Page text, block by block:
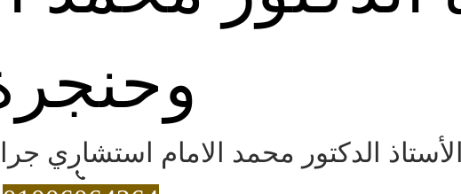
الأستاذ الدكتور محمد الامام استشاري